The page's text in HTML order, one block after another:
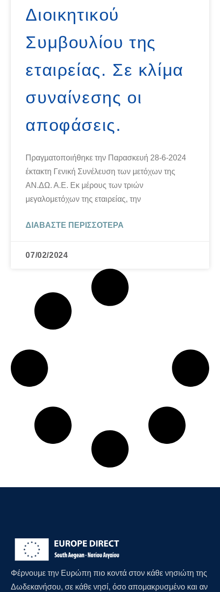
Διοικητικού
Συμβουλίου της
εταιρείας. Σε κλίμα
συναίνεσης οι
αποφάσεις.
Πραγματοποιήθηκε την Παρασκευή 28-6-2024
έκτακτη Γενική Συνέλευση των μετόχων της
ΑΝ.ΔΩ. Α.Ε. Εκ μέρους των τριών
μεγαλομετόχων της εταιρείας, την
ΔΙΑΒΆΣΤΕ ΠΕΡΙΣΣΌΤΕΡΑ
07/02/2024
Φέρνουμε την Ευρώπη πιο κοντά στον κάθε νησιώτη της
Δωδεκανήσου, σε κάθε νησί, όσο απομακρυσμένο και αν